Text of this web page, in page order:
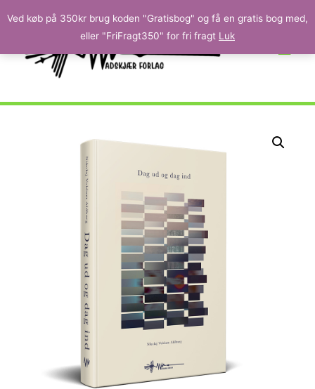
Ved køb på 350kr brug koden "Gratisbog" og få en gratis bog med,
eller "FriFragt350" for fri fragt Luk